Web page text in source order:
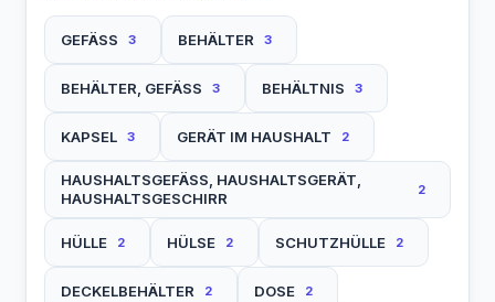
GEFÄSS 3 BEHÄLTER 3
BEHÄLTER, GEFÄSS 3 BEHÄLTNIS 3
KAPSEL 3 GERÄT IM HAUSHALT 2
HAUSHALTSGEFÄSS, HAUSHALTSGERÄT,
HAUSHALTSGESCHIRR
2
HÜLLE 2 HÜLSE 2 SCHUTZHÜLLE 2
DECKELBEHÄLTER 2 DOSE 2